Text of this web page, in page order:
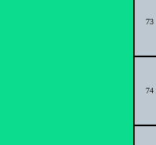
73
74